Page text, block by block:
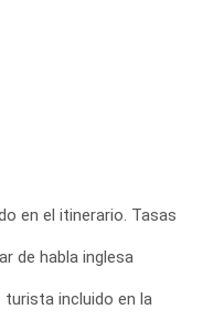
en el itinerario. Tasas
de habla inglesa
turista incluido en la